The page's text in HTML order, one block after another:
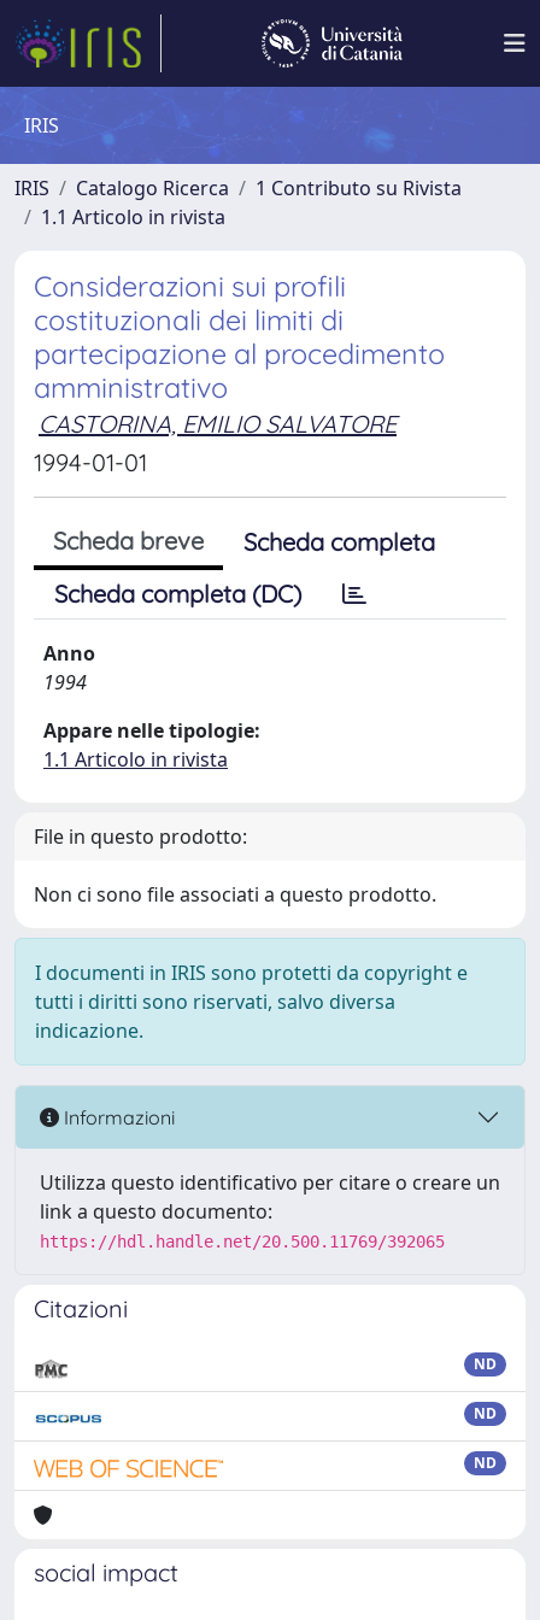
IRIS
IRIS Catalogo Ricerca
1 Contributo su Rivista
1.1 Articolo in rivista
Considerazioni sui profili
costituzionali dei limiti di
partecipazione al procedimento
amministrativo
CASTORINA, EMILIO SALVATORE
1994-01-01
Scheda breve
Scheda completa
Scheda completa (DC)
Anno
1994
Appare nelle tipologie:
1.1 Articolo in rivista
File in questo prodotto:
Non ci sono file associati a questo prodotto.
I documenti in IRIS sono protetti da copyright e
tutti i diritti sono riservati, salvo diversa
indicazione.
Informazioni
Utilizza questo identificativo per citare o creare un
link a questo documento:
https://hdl.handle.net/20.500.11769/392065
Citazioni
ND
ND
ND
social impact